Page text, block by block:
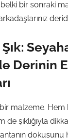
bir sonraki
Derinin
bir malzeme.
de şıklığıyla
dokusunu